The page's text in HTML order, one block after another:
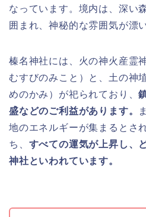
なっています。境内は、深い
囲まれ、神秘的な雰囲気が漂
榛名神社には、火の神火産霊
むすびのみこと）と、土の神
めのかみ）が祀られており、
盛などのご利益があります。
地のエネルギーが集まるとさ
ち、 すべての運気が上昇し、
神社といわれています。